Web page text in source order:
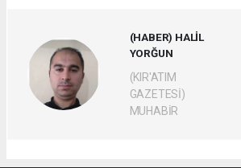
(HABER) HALİL
YORĞUN
(KIR'ATIM
GAZETESİ)
MUHABİR